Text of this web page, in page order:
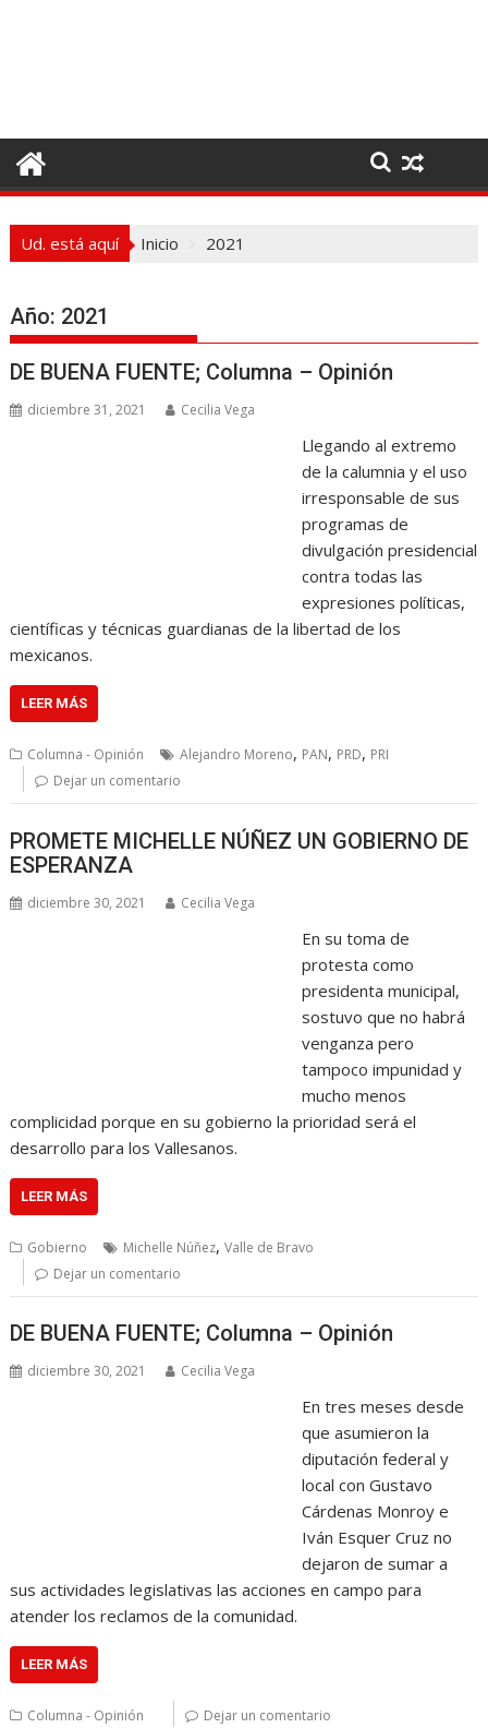
o
t
Ud. está aquí Inicio 2021
Año: 2021
DE BUENA FUENTE; Columna – Opinión
diciembre 31, 2021 Cecilia Vega
Llegando al extremo
de la calumnia y el uso
irresponsable de sus
programas de
divulgación presidencial
contra todas las
expresiones políticas,
científicas y técnicas guardianas de la libertad de los
mexicanos.
LEER MÁS
Columna - Opinión Alejandro Moreno, PAN, PRD, PRI
Dejar un comentario
PROMETE MICHELLE NÚÑEZ UN GOBIERNO DE
ESPERANZA
diciembre 30, 2021 Cecilia Vega
En su toma de
protesta como
presidenta municipal,
sostuvo que no habrá
venganza pero
tampoco impunidad y
mucho menos
complicidad porque en su gobierno la prioridad será el
desarrollo para los Vallesanos.
LEER MÁS
Gobierno Michelle Núñez,Valle de Bravo
Dejar un comentario
DE BUENA FUENTE; Columna – Opinión
diciembre 30, 2021 Cecilia Vega
En tres meses desde
que asumieron la
diputación federal y
local con Gustavo
Cárdenas Monroy e
Iván Esquer Cruz no
dejaron de sumar a
sus actividades legislativas las acciones en campo para
atender los reclamos de la comunidad.
LEER MÁS
Columna - Opinión Dejar un comentario